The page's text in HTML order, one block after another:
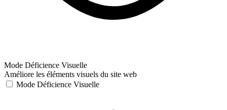
Mode Déficience Visuelle
Améliore les éléments visuels du site web
Mode Déficience Visuelle